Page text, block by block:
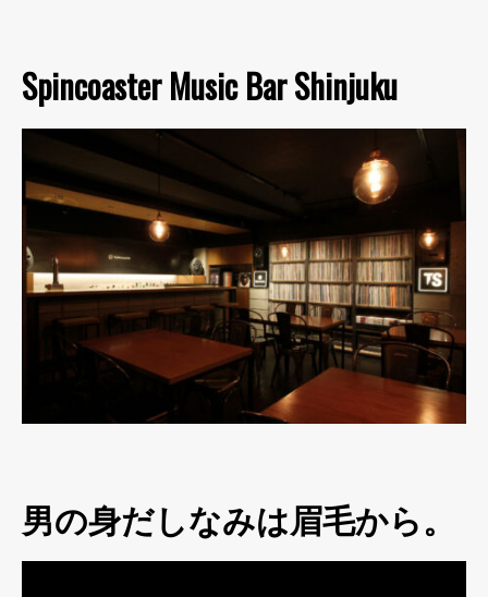
Spincoaster Music Bar Shinjuku
男の身だしなみは眉毛から。